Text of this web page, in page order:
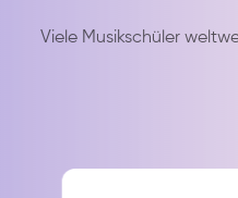
Viele Musikschüler